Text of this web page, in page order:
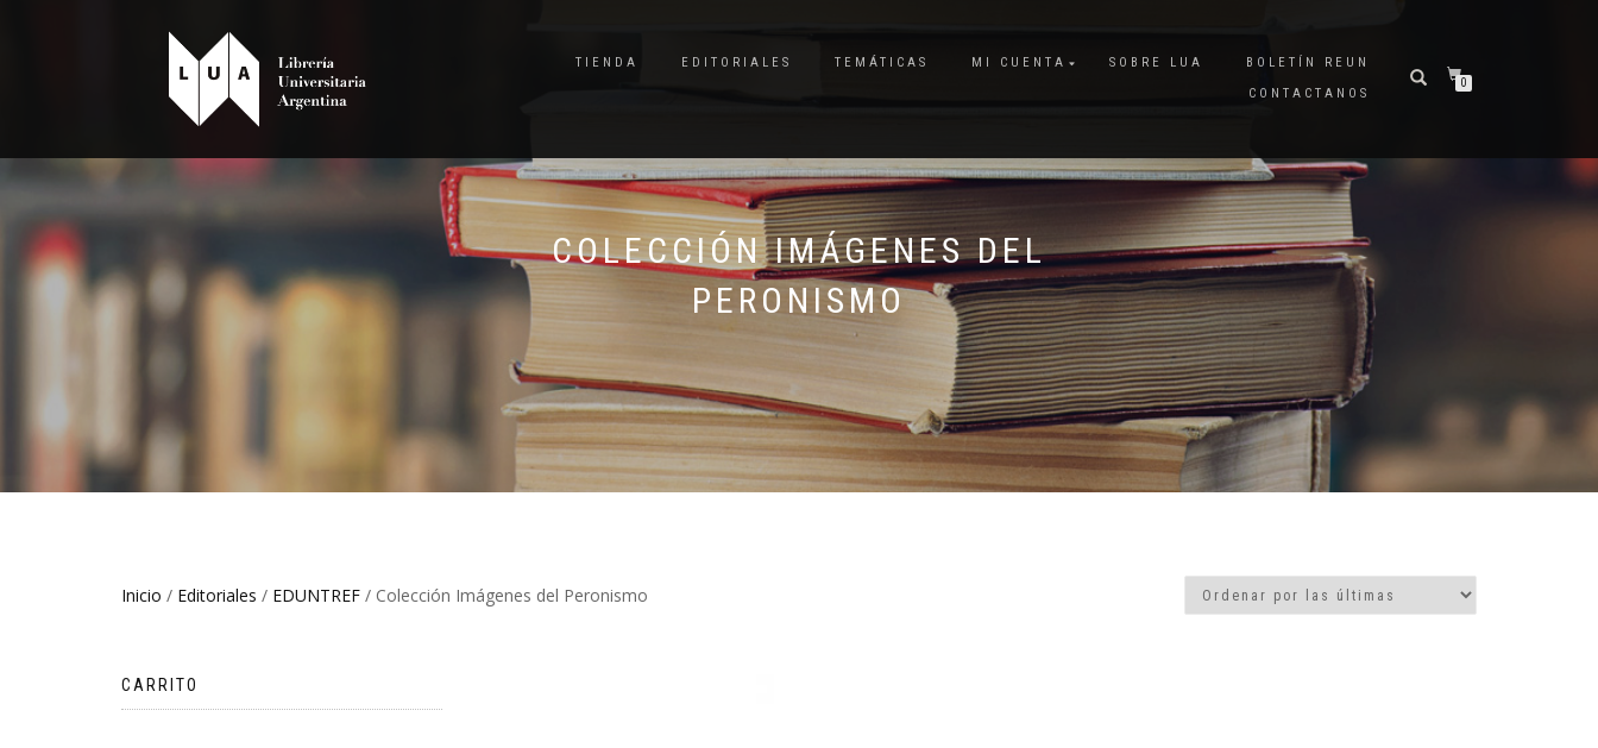
TIENDA EDITORIALES TEMÁTICAS MI CUENTA SOBRE LUA
BOLETÍN REUN
CONTACTANOS
0
COLECCIÓN IMÁGENES DEL
PERONISMO
Inicio / Editoriales / EDUNTREF / Colección Imágenes del Peronismo
CARRITO